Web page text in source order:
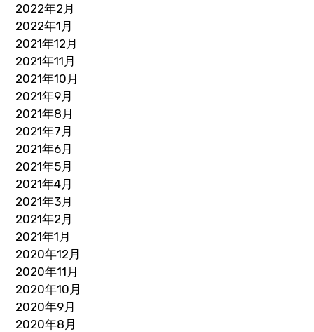
2022年2月
2022年1月
2021年12月
2021年11月
2021年10月
2021年9月
2021年8月
2021年7月
2021年6月
2021年5月
2021年4月
2021年3月
2021年2月
2021年1月
2020年12月
2020年11月
2020年10月
2020年9月
2020年8月